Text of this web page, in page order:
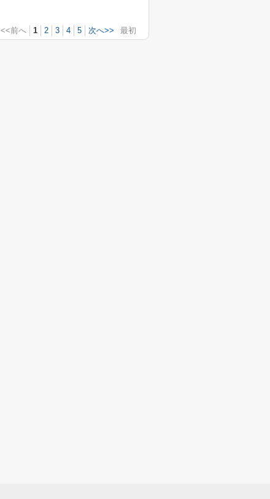
<<前へ 1 2 3 4 5 次へ>> 最初